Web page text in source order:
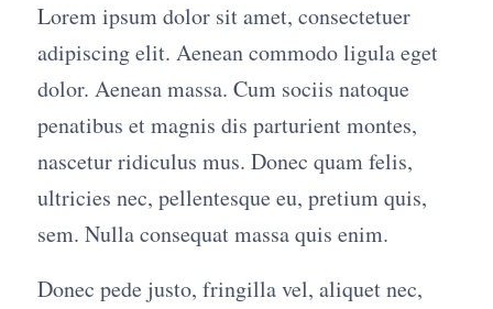
Lorem ipsum dolor sit amet, consectetuer
adipiscing elit. Aenean commodo ligula eget
dolor. Aenean massa. Cum sociis natoque
penatibus et magnis dis parturient montes,
nascetur ridiculus mus. Donec quam felis,
ultricies nec, pellentesque eu, pretium quis,
sem. Nulla consequat massa quis enim.
Donec pede justo, fringilla vel, aliquet nec,